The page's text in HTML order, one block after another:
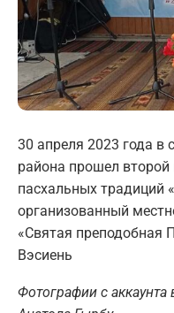
30 апреля 2023 года в
района прошел
пасхальных традиций
организованный
«Святая преподобная
Вэсиень
Фотографии с